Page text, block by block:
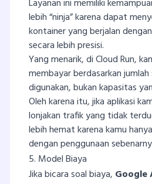
Layanan ini memiliki
lebih “ninja” karena dapat
kontainer yang berjalan
secara lebih presisi.
Yang menarik, di Cloud Run,
membayar berdasarkan
digunakan, bukan kapasitas
Oleh karena itu, jika aplikasi
lonjakan trafik yang tidak
lebih hemat karena kamu
dengan penggunaan
5. Model Biaya
Jika bicara soal biaya, Google